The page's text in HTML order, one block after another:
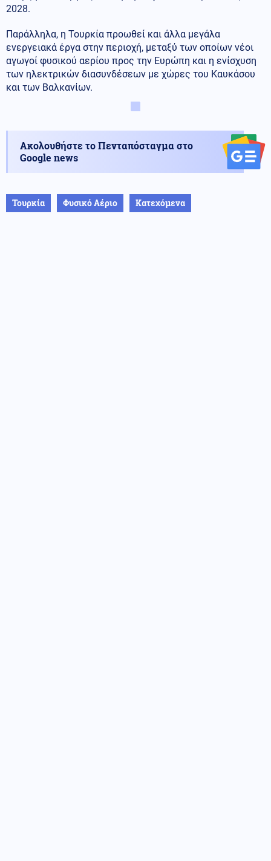
2028.
Παράλληλα, η Τουρκία προωθεί και άλλα μεγάλα
ενεργειακά έργα στην περιοχή, μεταξύ των οποίων νέοι
αγωγοί φυσικού αερίου προς την Ευρώπη και η ενίσχυση
των ηλεκτρικών διασυνδέσεων με χώρες του Καυκάσου
και των Βαλκανίων.
Ακολουθήστε το Πενταπόσταγμα στο
Google news
Τουρκία Φυσικό Αέριο Κατεχόμενα